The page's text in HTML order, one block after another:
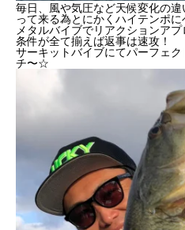
毎日、風や気圧など天候変化の
って来る為とにかくハイテンポ
メタルバイブでリアクションア
条件が全て揃えば返事は速攻！
サーキットバイブにてパーフェ
チ〜☆